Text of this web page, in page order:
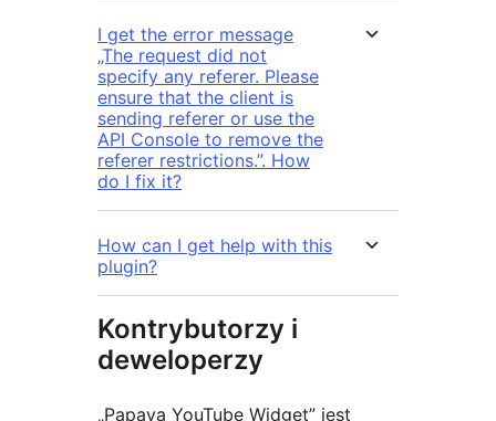
I get the error message
„The request did not
specify any referer. Please
ensure that the client is
sending referer or use the
API Console to remove the
referer restrictions.”. How
do I fix it?
How can I get help with this
plugin?
Kontrybutorzy i
deweloperzy
„Papaya YouTube Widget” jest